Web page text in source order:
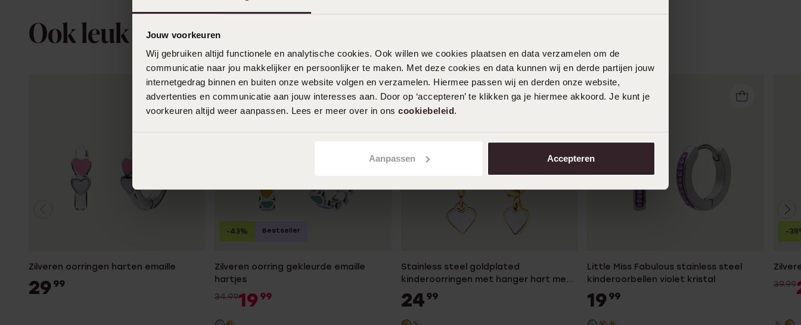
Jouw voorkeuren
Wij gebruiken altijd functionele en analytische cookies. Ook willen we cookies plaatsen en data verzamelen om de
communicatie naar jou makkelijker en persoonlijker te maken. Met deze cookies en data kunnen wij en derde partijen jouw
internetgedrag binnen en buiten onze website volgen en verzamelen. Hiermee passen wij en derden onze website,
advertenties en communicatie aan jouw interesses aan. Door op ‘accepteren’ te klikken ga je hiermee akkoord. Je kunt je
voorkeuren altijd weer aanpassen. Lees er meer over in ons cookiebeleid.
Aanpassen Accepteren
Ook leuk voor jou
Zilveren oorringen harten emaille
29 99
Zilveren oorring gekleurde emaille
hartjes
34.9919 99
-43% Bestseller
Stainless steel goldplated
kinderoorringen met hanger hart met
emaille wit
24 99
Little Miss Fabulous stainless steel
kinderoorbellen violet kristal
19 99
39.99
-